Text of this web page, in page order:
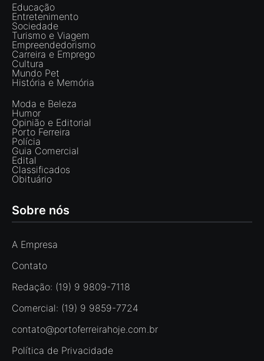
Educação
Entretenimento
Sociedade
Turismo e Viagem
Empreendedorismo
Carreira e Emprego
Cultura
Mundo Pet
História e Memória
Moda e Beleza
Humor
Opinião e Editorial
Porto Ferreira
Polícia
Guia Comercial
Edital
Classificados
Obituário
Sobre nós
A Empresa
Contato
Redação: (19) 9 9809-7118
Comercial: (19) 9 9859-7724
contato@portoferreirahoje.com.br
Política de Privacidade